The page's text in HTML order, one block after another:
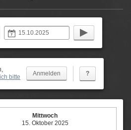
bitte
?
Mittwoch
15. Oktober 2025